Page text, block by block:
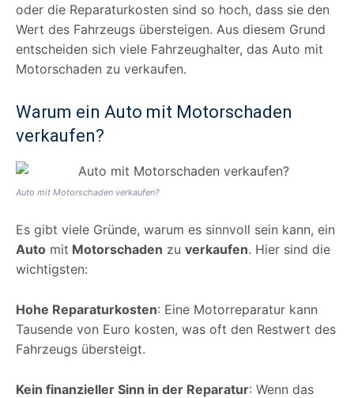
oder die Reparaturkosten sind so hoch, dass sie den
Wert des Fahrzeugs übersteigen. Aus diesem Grund
entscheiden sich viele Fahrzeughalter, das Auto mit
Motorschaden zu verkaufen.
Warum ein Auto mit Motorschaden
verkaufen?
Auto mit Motorschaden verkaufen?
Es gibt viele Gründe, warum es sinnvoll sein kann, ein
Auto mit Motorschaden zu verkaufen. Hier sind die
wichtigsten:
Hohe Reparaturkosten: Eine Motorreparatur kann
Tausende von Euro kosten, was oft den Restwert des
Fahrzeugs übersteigt.
Kein finanzieller Sinn in der Reparatur: Wenn das